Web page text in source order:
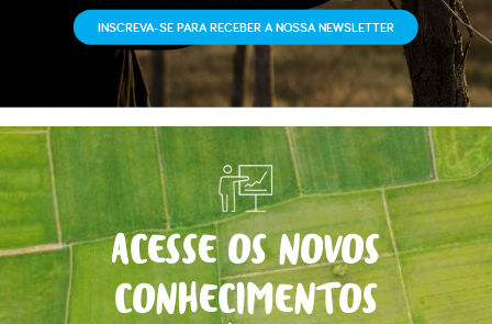
INSCREVA-SE PARA RECEBER A NOSSA NEWSLETTER
ACESSE OS NOVOS
CONHECIMENTOS